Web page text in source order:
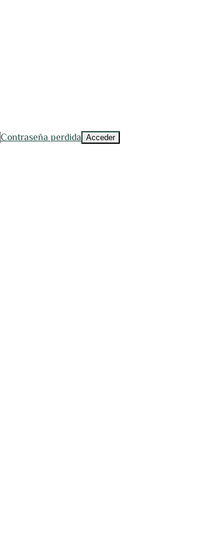
Contraseña perdida